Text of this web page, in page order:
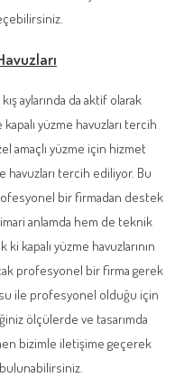
aylarında da aktif olarak
kapalı yüzme havuzları tercih
amaçlı yüzme için hizmet
havuzları tercih ediliyor. Bu
bir firmadan destek
anlamda hem de teknik
ki kapalı yüzme havuzlarının
profesyonel bir firma gerek
ile profesyonel olduğu için
ölçülerde ve tasarımda
bizimle iletişime geçerek